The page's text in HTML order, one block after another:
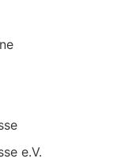
e.V.